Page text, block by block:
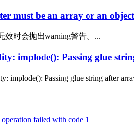
must be an array or an
效时会抛出warning警告。...
implode(): Passing glue
implode(): Passing glue string after
failed with code 1